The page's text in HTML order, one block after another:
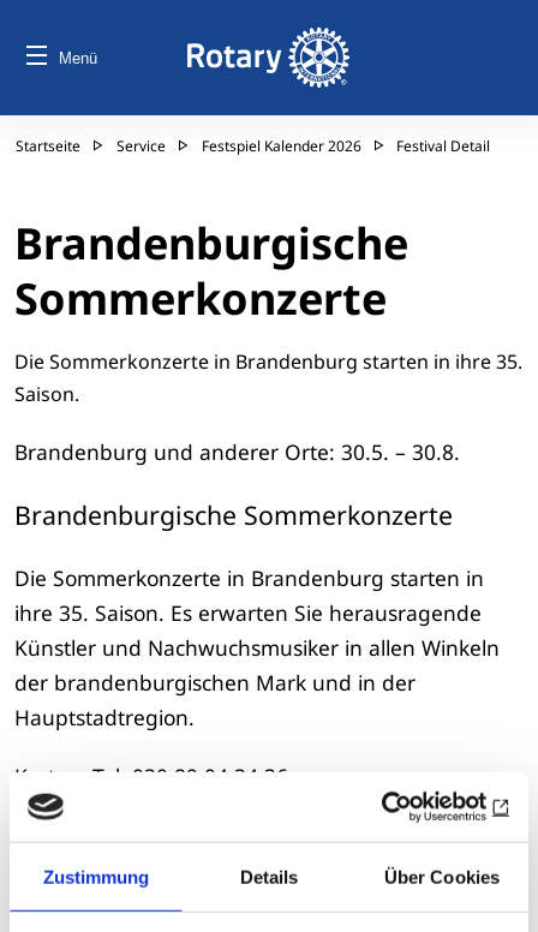
Zustimmung Details Über Cookies
Menü
Startseite Service Festspiel Kalender 2026 Festival Detail
Brandenburgische
Sommerkonzerte
Die Sommerkonzerte in Brandenburg starten in ihre 35.
Saison.
Brandenburg und anderer Orte: 30.5. – 30.8.
Brandenburgische Sommerkonzerte
Die Sommerkonzerte in Brandenburg starten in
ihre 35. Saison. Es erwarten Sie herausragende
Künstler und Nachwuchsmusiker in allen Winkeln
der brandenburgischen Mark und in der
Hauptstadtregion.
Karten: Tel. 030 89 04 34 36
brandenburgische-sommerkonzerte.org
Zur Übersicht